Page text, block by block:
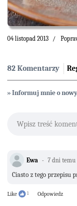
04 listopad 2013
82 Komentarzy
» Informuj mnie o
Wpisz treść
Ewa 7 dni temu
Ciasto z tego przepisu
Like 1 Odpowiedz